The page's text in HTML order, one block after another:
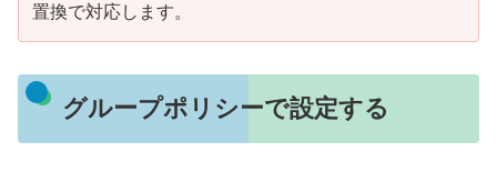
置換で対応します。
グループポリシーで設定する